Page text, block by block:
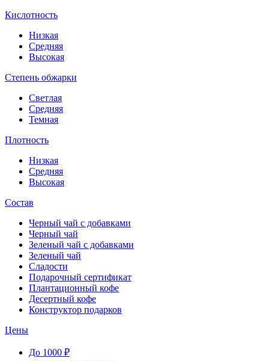
Кислотность
Низкая
Средняя
Высокая
Степень обжарки
Светлая
Средняя
Темная
Плотность
Низкая
Средняя
Высокая
Состав
Черный чай с добавками
Черный чай
Зеленый чай с добавками
Зеленый чай
Сладости
Подарочный сертификат
Плантационный кофе
Десертный кофе
Конструктор подарков
Цены
До 1000 ₽